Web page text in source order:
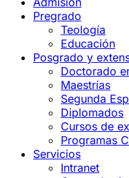
Pregrado
Teología
Educación
Posgrado y
Doctorado
Maestrías
Segunda
Diplomados
Cursos de
Programas
Servicios
Intranet